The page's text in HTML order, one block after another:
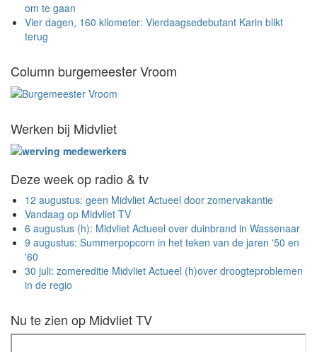
om te gaan
Vier dagen, 160 kilometer: Vierdaagsedebutant Karin blikt
terug
Column burgemeester Vroom
Werken bij Midvliet
Deze week op radio & tv
12 augustus: geen Midvliet Actueel door zomervakantie
Vandaag op Midvliet TV
6 augustus (h): Midvliet Actueel over duinbrand in Wassenaar
9 augustus: Summerpopcorn in het teken van de jaren '50 en
'60
30 juli: zomereditie Midvliet Actueel (h)over droogteproblemen
in de regio
Nu te zien op Midvliet TV